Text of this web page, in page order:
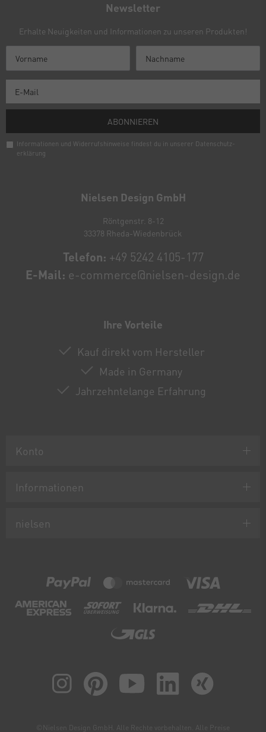
Nielsen Design GmbH
Röntgenstr. 8-12
33378 Rheda-Wiedenbrück
Telefon: +49 5242 4105-177
E-Mail: e-commerce@nielsen-design.de
Ihre Vorteile
Kauf direkt vom Hersteller
Made in Germany
Jahrzehntelange Erfahrung
Konto
Informationen
nielsen
Newsletter
Erhalte Neuigkeiten und Informationen zu unseren Produkten!
ABONNIEREN
Informationen und Widerrufshinweise findest du in unserer Daten­schutz­
erklärung
©Nielsen Design GmbH. Alle Rechte vorbehalten. Alle Preise